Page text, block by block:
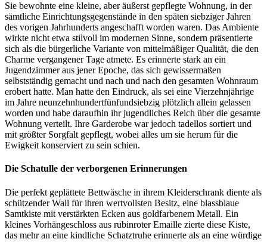
Sie bewohnte eine kleine, aber äußerst gepflegte Wohnung, in der
sämtliche Einrichtungsgegenstände in den späten siebziger Jahren
des vorigen Jahrhunderts angeschafft worden waren. Das Ambiente
wirkte nicht etwa stilvoll im modernen Sinne, sondern präsentierte
sich als die bürgerliche Variante von mittelmäßiger Qualität, die den
Charme vergangener Tage atmete. Es erinnerte stark an ein
Jugendzimmer aus jener Epoche, das sich gewissermaßen
selbstständig gemacht und nach und nach den gesamten Wohnraum
erobert hatte. Man hatte den Eindruck, als sei eine Vierzehnjährige
im Jahre neunzehnhundertfünfundsiebzig plötzlich allein gelassen
worden und habe daraufhin ihr jugendliches Reich über die gesamte
Wohnung verteilt. Ihre Garderobe war jedoch tadellos sortiert und
mit größter Sorgfalt gepflegt, wobei alles um sie herum für die
Ewigkeit konserviert zu sein schien.
Die Schatulle der verborgenen Erinnerungen
Die perfekt geplättete Bettwäsche in ihrem Kleiderschrank diente als
schützender Wall für ihren wertvollsten Besitz, eine blassblaue
Samtkiste mit verstärkten Ecken aus goldfarbenem Metall. Ein
kleines Vorhängeschloss aus rubinroter Emaille zierte diese Kiste,
das mehr an eine kindliche Schatztruhe erinnerte als an eine würdige